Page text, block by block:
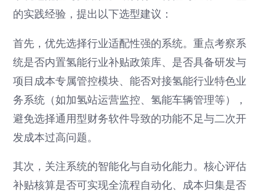
的实践经验，提出以下选型建议：
首先，优先选择行业适配性强的系统。重点考察系
统是否内置氢能行业补贴政策库、是否具备研发与
项目成本专属管控模块、能否对接氢能行业特色业
务系统（如加氢站运营监控、氢能车辆管理等），
避免选择通用型财务软件导致的功能不足与二次开
发成本过高问题。
其次，关注系统的智能化与自动化能力。核心评估
补贴核算是否可实现全流程自动化、成本归集是否